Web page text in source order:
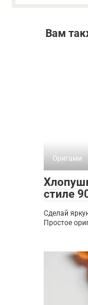
Вам
Оригами
стиле
Сделай
Простое